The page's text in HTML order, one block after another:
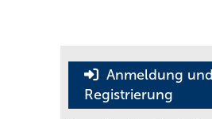
Anmeldung und
Registrierung